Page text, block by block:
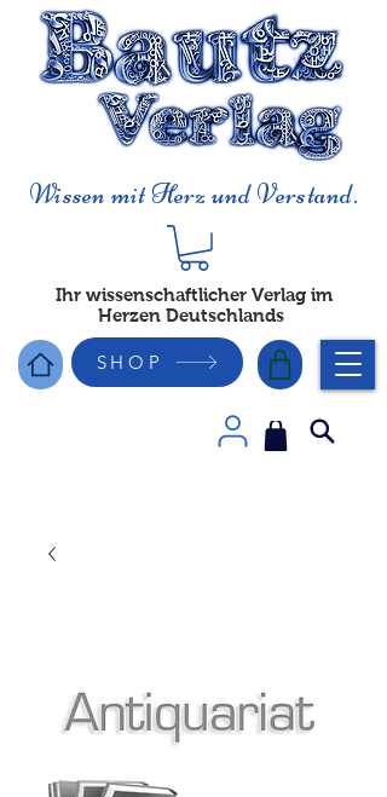
Wissen mit Herz und Verstand.
Ihr wissenschaftlicher Verlag im
Herzen Deutschlands
SHOP